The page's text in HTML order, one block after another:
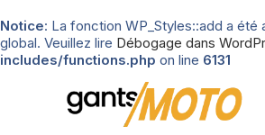
Notice: La fonction WP_Styles::add a été
global. Veuillez lire Débogage dans
includes/functions.php on line 6131